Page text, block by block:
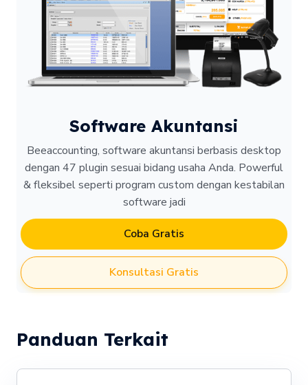
Software Akuntansi
Beeaccounting, software akuntansi berbasis desktop
dengan 47 plugin sesuai bidang usaha Anda. Powerful
& fleksibel seperti program custom dengan kestabilan
software jadi
Coba Gratis
Konsultasi Gratis
Panduan Terkait